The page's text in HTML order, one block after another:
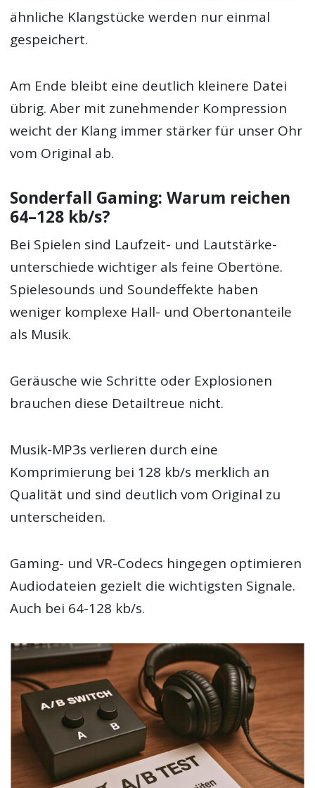
ähnliche Klangstücke werden nur einmal
gespeichert.
Am Ende bleibt eine deutlich kleinere Datei
übrig. Aber mit zunehmender Kompression
weicht der Klang immer stärker für unser Ohr
vom Original ab.
Sonderfall Gaming: Warum reichen
64–128 kb/s?
Bei Spielen sind Laufzeit- und Lautstärke­
unterschiede wichtiger als feine Obertöne.
Spielesounds und Soundeffekte haben
weniger komplexe Hall- und Oberton­anteile
als Musik.
Geräusche wie Schritte oder Explosionen
brauchen diese Detailtreue nicht.
Musik-MP3s verlieren durch eine
Komprimierung bei 128 kb/s merklich an
Qualität und sind deutlich vom Original zu
unterscheiden.
Gaming- und VR-Codecs hingegen optimieren
Audiodateien gezielt die wichtigsten Signale.
Auch bei 64-128 kb/s.